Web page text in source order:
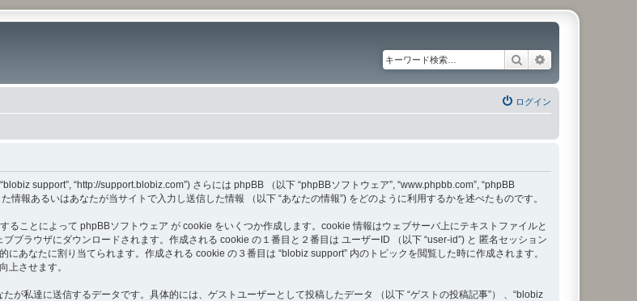
検索
ログイン
support”, “http://support.blobiz.com”) さらには phpBB （以下 “phpBBソフトウェア”, “www.phpbb.com”, “phpBB
情報あるいはあなたが当サイトで入力し送信した情報 （以下 “あなたの情報”) をどのように利用するかを述べたものです。
ることによって phpBBソフトウェア が cookie をいくつか作成します。cookie 情報はウェブサーバ上にテキストファイルと
ブラウザにダウンロードされます。作成される cookie の１番目と２番目は ユーザーID （以下 “user-id”) と 匿名セッション
あなたに割り当てられます。作成される cookie の３番目は “blobiz support” 内のトピックを閲覧した時に作成されます。
上させます。
が私達に送信するデータです。具体的には、ゲストユーザーとして投稿したデータ （以下 “ゲストの投稿記事”） 、“blobiz